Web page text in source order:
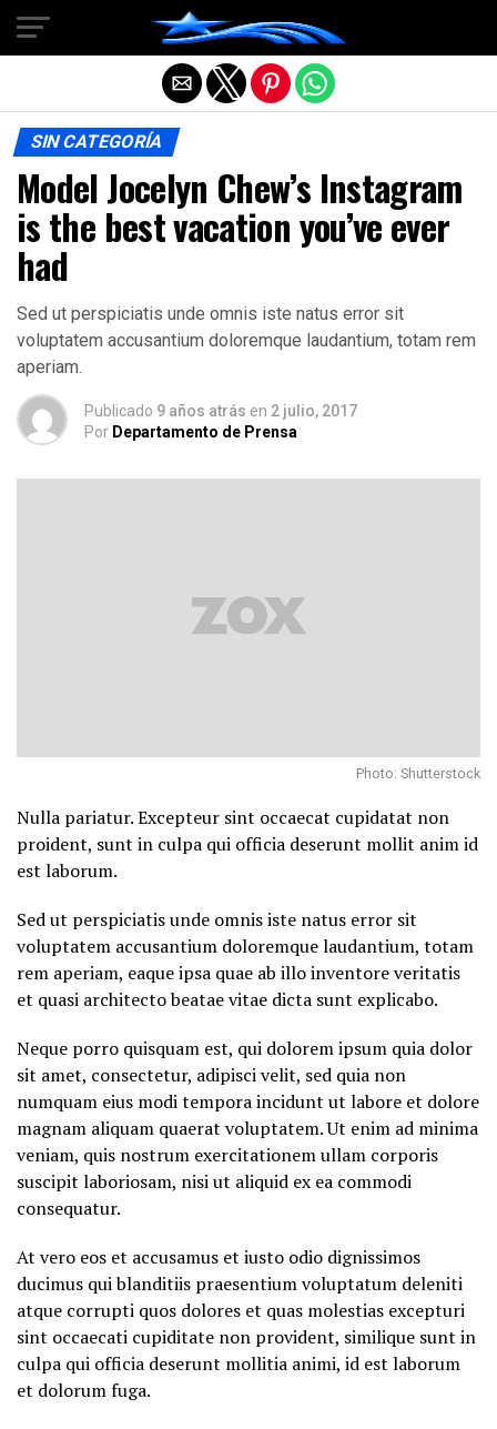
SIN CATEGORÍA
Model Jocelyn Chew’s Instagram
is the best vacation you’ve ever
had
Sed ut perspiciatis unde omnis iste natus error sit
voluptatem accusantium doloremque laudantium, totam rem
aperiam.
Publicado 9 años atrás en 2 julio, 2017
Por Departamento de Prensa
Photo: Shutterstock
Nulla pariatur. Excepteur sint occaecat cupidatat non
proident, sunt in culpa qui officia deserunt mollit anim id
est laborum.
Sed ut perspiciatis unde omnis iste natus error sit
voluptatem accusantium doloremque laudantium, totam
rem aperiam, eaque ipsa quae ab illo inventore veritatis
et quasi architecto beatae vitae dicta sunt explicabo.
Neque porro quisquam est, qui dolorem ipsum quia dolor
sit amet, consectetur, adipisci velit, sed quia non
numquam eius modi tempora incidunt ut labore et dolore
magnam aliquam quaerat voluptatem. Ut enim ad minima
veniam, quis nostrum exercitationem ullam corporis
suscipit laboriosam, nisi ut aliquid ex ea commodi
consequatur.
At vero eos et accusamus et iusto odio dignissimos
ducimus qui blanditiis praesentium voluptatum deleniti
atque corrupti quos dolores et quas molestias excepturi
sint occaecati cupiditate non provident, similique sunt in
culpa qui officia deserunt mollitia animi, id est laborum
et dolorum fuga.
Salir de la versión móvil